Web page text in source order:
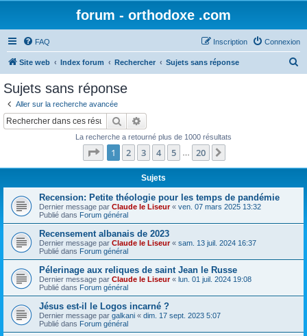
forum - orthodoxe .com
FAQ Connexion
Inscription
Site web Index forum Rechercher Sujets sans réponse
Sujets sans réponse
Aller sur la recherche avancée
Rechercher
La recherche a retourné plus de 1000 résultats
Page 1sur20
1 2 3 4 5 20
Sujets
Recension: Petite théologie pour les temps de pandémie
Dernier message par Claude le Liseur« ven. 07 mars 2025 13:32
Publié dans Forum général
Recensement albanais de 2023
Dernier message par Claude le Liseur« sam. 13 juil. 2024 16:37
Publié dans Forum général
Pélerinage aux reliques de saint Jean le Russe
Dernier message par Claude le Liseur« lun. 01 juil. 2024 19:08
Publié dans Forum général
Jésus est-il le Logos incarné ?
Dernier message par galkani « dim. 17 sept. 2023 5:07
Publié dans Forum général